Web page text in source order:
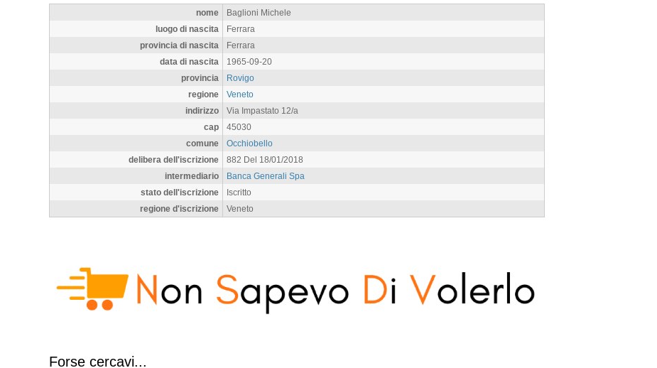
nome
Baglioni Michele
luogo di nascita
Ferrara
provincia di nascita
Ferrara
data di nascita
1965-09-20
provincia
Rovigo
regione
Veneto
indirizzo
Via Impastato 12/a
cap
45030
comune
Occhiobello
delibera dell'iscrizione
882 Del 18/01/2018
intermediario
Banca Generali Spa
stato dell'iscrizione
Iscritto
regione d'iscrizione
Veneto
Forse cercavi...